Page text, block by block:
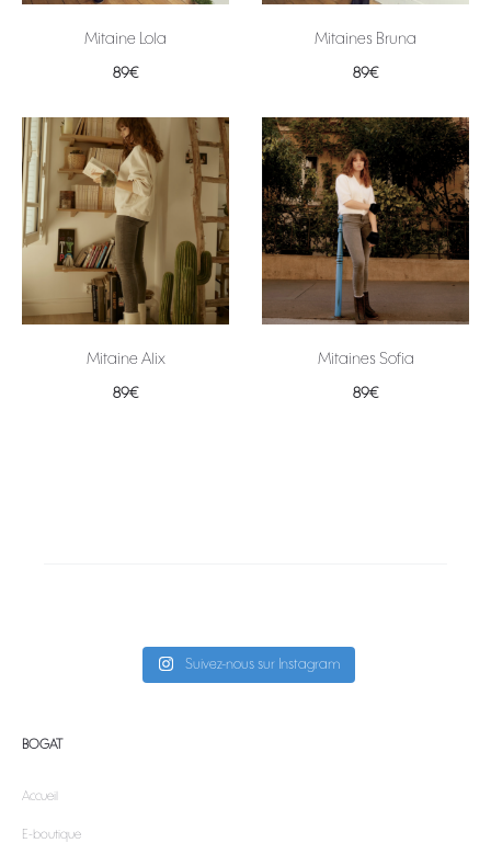
Mitaine Lola
89€
Mitaines Bruna
89€
Mitaine Alix
89€
Mitaines Sofia
89€
Suivez-nous sur Instagram
BOGAT
Accueil
E-boutique